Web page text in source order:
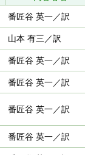
番匠谷 英一／訳
山本 有三／訳
番匠谷 英一／訳
番匠谷 英一／訳
番匠谷 英一／訳
番匠谷 英一／訳